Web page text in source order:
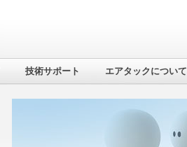
技術サポート エアタックについて